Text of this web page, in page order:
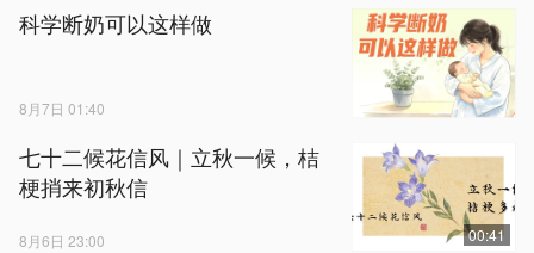
科学断奶可以这样做
8月7日 01:40
七十二候花信风｜立秋一候，桔
梗捎来初秋信
8月6日 23:00 00:41